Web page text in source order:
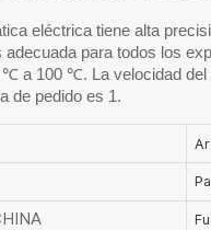
eléctrica tiene alta
para todos los
a 100 ℃. La velocidad
de pedido es 1.